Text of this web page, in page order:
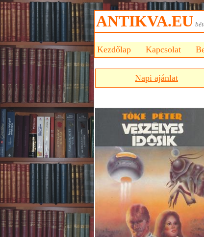
ANTIKVA.EU
Kezdőlap Kapcsolat
Napi ajánlat